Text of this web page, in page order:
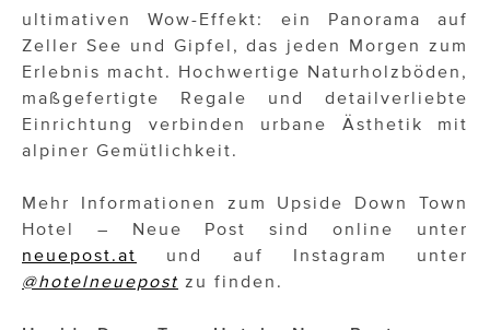
ultimativen Wow-Effekt: ein Panorama auf
Zeller See und Gipfel, das jeden Morgen zum
Erlebnis macht. Hochwertige Naturholzböden,
maßgefertigte Regale und detailverliebte
Einrichtung verbinden urbane Ästhetik mit
alpiner Gemütlichkeit.
Mehr Informationen zum Upside Down Town
Hotel – Neue Post sind online unter
neuepost.at
und auf Instagram unter
@hotelneuepost zu finden.